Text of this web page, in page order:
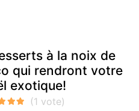
à la noix de
qui rendront votre
exotique!